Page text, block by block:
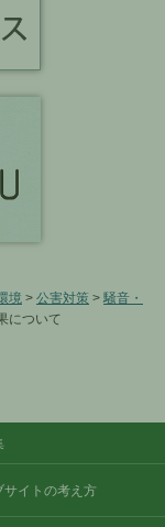
境 > 公害対策 > 騒音・
について
サイトの考え方